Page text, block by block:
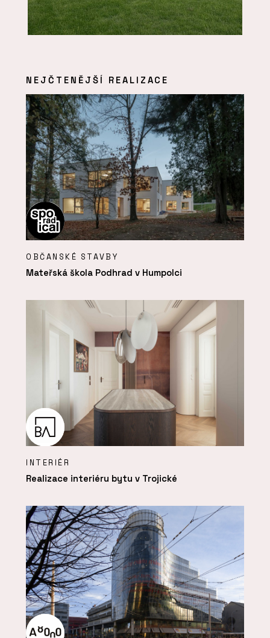
NEJČTENĚJŠÍ REALIZACE
OBČANSKÉ STAVBY
Mateřská škola Podhrad v Humpolci
INTERIÉR
Realizace interiéru bytu v Trojické